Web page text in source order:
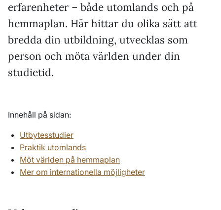
erfarenheter – både utomlands och på
hemmaplan. Här hittar du olika sätt att
bredda din utbildning, utvecklas som
person och möta världen under din
studietid.
Innehåll på sidan:
Utbytesstudier
Praktik utomlands
Möt världen på hemmaplan
Mer om internationella möjligheter